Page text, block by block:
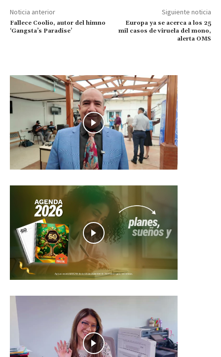
Noticia anterior
Fallece Coolio, autor del himno
‘Gangsta’s Paradise’
Siguiente noticia
Europa ya se acerca a los 25
mil casos de viruela del mono,
alerta OMS